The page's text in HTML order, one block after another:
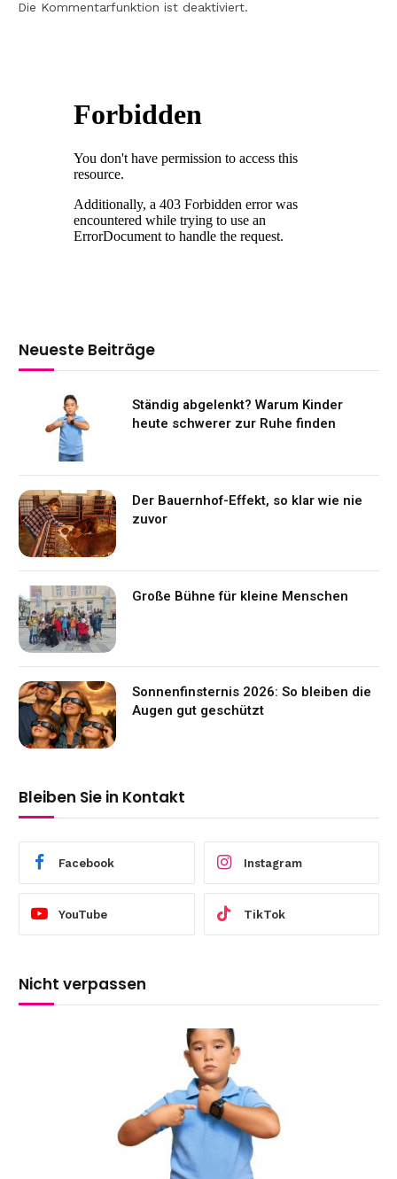
Die Kommentarfunktion ist deaktiviert.
Neueste Beiträge
Ständig abgelenkt? Warum Kinder
heute schwerer zur Ruhe finden
Der Bauernhof-Effekt, so klar wie nie
zuvor
Große Bühne für kleine Menschen
Sonnenfinsternis 2026: So bleiben die
Augen gut geschützt
Bleiben Sie in Kontakt
Facebook Instagram
YouTube TikTok
Nicht verpassen